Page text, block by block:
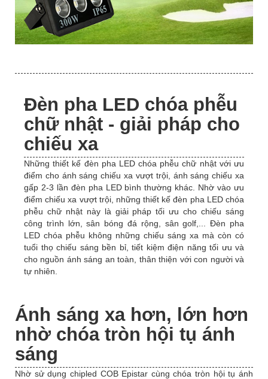
Đèn pha LED chóa phễu
chữ nhật - giải pháp cho
chiếu xa
Những thiết kế đèn pha LED chóa phễu chữ nhật với ưu
điểm cho ánh sáng chiếu xa vượt trội, ánh sáng chiếu xa
gấp 2-3 lần đèn pha LED bình thường khác. Nhờ vào ưu
điểm chiếu xa vượt trội, những thiết kế đèn pha LED chóa
phễu chữ nhật này là giải pháp tối ưu cho chiếu sáng
công trình lớn, sân bóng đá rộng, sân golf,... Đèn pha
LED chóa phễu không những chiếu sáng xa mà còn có
tuổi thọ chiếu sáng bền bỉ, tiết kiệm điện năng tối ưu và
cho nguồn ánh sáng an toàn, thân thiện với con người và
tự nhiên.
Ánh sáng xa hơn, lớn hơn
nhờ chóa tròn hội tụ ánh
sáng
Nhờ sử dụng chipled COB Epistar cùng chóa tròn hội tụ ánh